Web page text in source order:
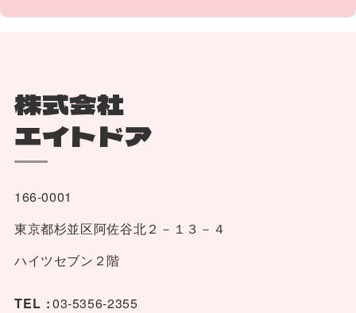
株式会社
エイトドア
166-0001
東京都杉並区阿佐谷北２－１３－４
ハイツセブン２階
TEL :03-5356-2355